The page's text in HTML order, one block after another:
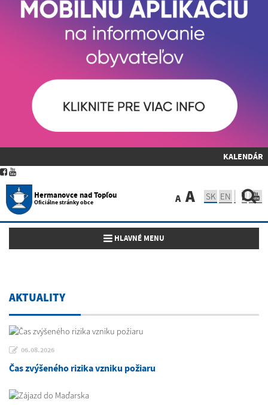
KALENDÁR
Hermanovce nad Topľou
Oficiálne stránky obce A A SK EN
Toggle navigation
HLAVNÉ MENU
AKTUALITY
06.08.2026
Čas zvýšeného rizika vzniku požiaru